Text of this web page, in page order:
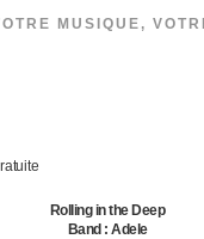
MUSIQUE,
Rolling in the Deep
Band : Adele